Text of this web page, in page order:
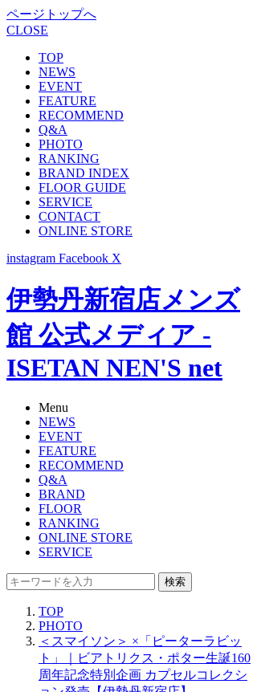
ページトップへ
CLOSE
TOP
NEWS
EVENT
FEATURE
RECOMMEND
Q&A
PHOTO
RANKING
BRAND INDEX
FLOOR GUIDE
SERVICE
CONTACT
ONLINE STORE
instagram Facebook X
伊勢丹新宿店メンズ
館 公式メディア -
ISETAN NEN'S net
Menu
NEWS
EVENT
FEATURE
RECOMMEND
Q&A
BRAND
FLOOR
RANKING
ONLINE STORE
SERVICE
検索
TOP
PHOTO
＜スマイソン＞ ×「ピーターラビッ
ト」｜ビアトリクス・ポター生誕160
周年記念特別企画 カプセルコレクシ